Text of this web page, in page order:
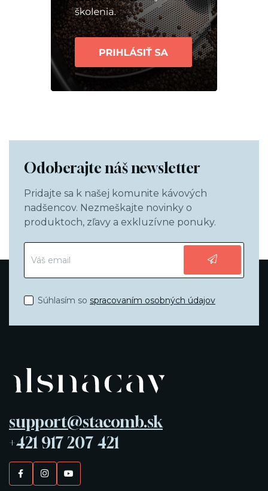
Odoberajte náš newsletter
Pridajte sa k našej komunite kávových
nadšencov. Nezmeškajte novinky o
produktoch, zľavy a exkluzívne ponuky.
Súhlasím so spracovaním osobných údajov
support@stacomb.sk
+421 917 207 421